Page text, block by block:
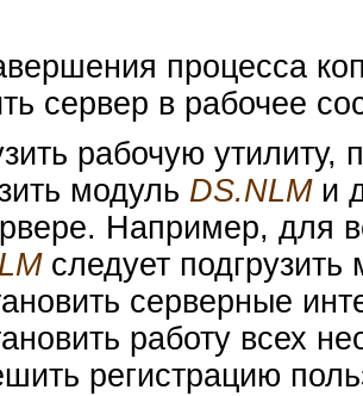
процесса
сервер в рабочее
рабочую
модуль DS.NLMи
Например, для
следует
серверные
работу всех
регистрацию